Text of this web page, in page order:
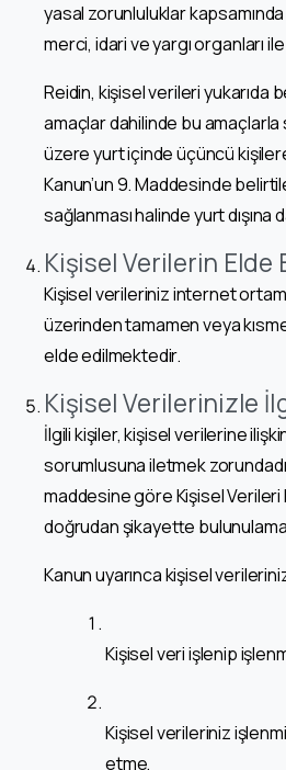
yasal zorunluluklar
merci, idari ve yargı organları
Reidin, kişisel verileri yukarıda
amaçlar dahilinde bu amaçlarla
üzere yurt içinde üçüncü
Kanun’un 9. Maddesinde
sağlanması halinde yurt
Kişisel Verilerin Elde
Kişisel verileriniz internet
üzerinden tamamen veya
elde edilmektedir.
Kişisel Verilerinizle
İlgili kişiler, kişisel verilerine
sorumlusuna iletmek
maddesine göre Kişisel Verileri
doğrudan şikayette
Kanun uyarınca kişisel
Kişisel veri işlenip
Kişisel verileriniz
etme,